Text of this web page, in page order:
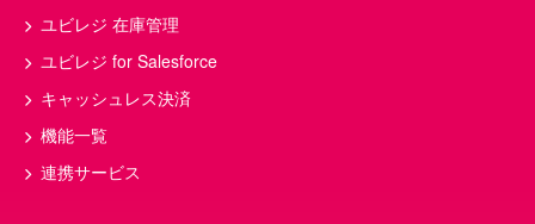
ユビレジ 在庫管理
ユビレジ for Salesforce
キャッシュレス決済
機能一覧
連携サービス